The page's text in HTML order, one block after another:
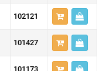
102121
101427
101173